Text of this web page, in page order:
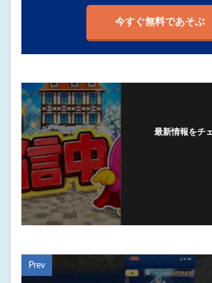
今すぐ無料であそぶ
最新情報をチ
Prev